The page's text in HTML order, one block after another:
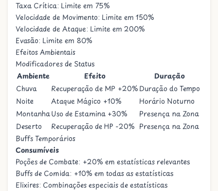
Taxa Crítica: Limite em 75%
Velocidade de Movimento: Limite em 150%
Velocidade de Ataque: Limite em 200%
Evasão: Limite em 80%
Efeitos Ambientais
Modificadores de Status
Ambiente
Efeito
Duração
Chuva
Recuperação de MP +20%Duração do Tempo
Noite
Ataque Mágico +10%
Horário Noturno
MontanhaUso de Estamina +30%
Presença na Zona
Deserto
Recuperação de HP -20% Presença na Zona
Buffs Temporários
Consumíveis
Poções de Combate: +20% em estatísticas relevantes
Buffs de Comida: +10% em todas as estatísticas
Elixires: Combinações especiais de estatísticas